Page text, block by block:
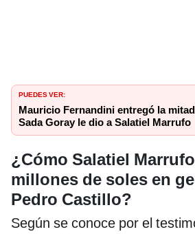
PUEDES VER:
Mauricio Fernandini entregó la
Sada Goray le dio a Salatiel Marrufo
¿Cómo Salatiel
millones de soles en
Pedro Castillo?
Según se conoce por el